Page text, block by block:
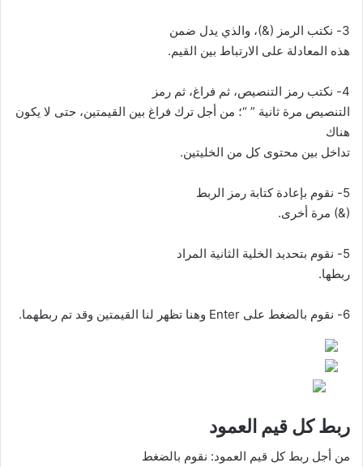
3- نكتب الرمز (&)، والذي يدل ضمن
هذه المعادلة على الارتباط بين القيم.
4- نكتب رمز التنصيص، ثم فراغ، ثم رمز
التنصيص مرة ثانية ” “؛ من أجل ترك فراغ بين القيمتين، حتى لا يكون
هناك
تداخل بين محتوى كل من الخليتين.
5- نقوم بإعادة كتابة رمز الربط
(&) مرة أخرى.
5- نقوم بتحديد الخلية الثانية المراد
ربطها.
6- نقوم بالضغط على Enter وهنا تظهر لنا القيمتين وقد تم ربطهما.
ربط كل قيم العمود
من أجل ربط كل قيم العمود: نقوم بالضغط